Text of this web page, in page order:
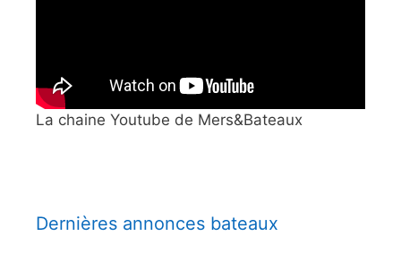
La chaine Youtube de Mers&Bateaux
Dernières annonces bateaux